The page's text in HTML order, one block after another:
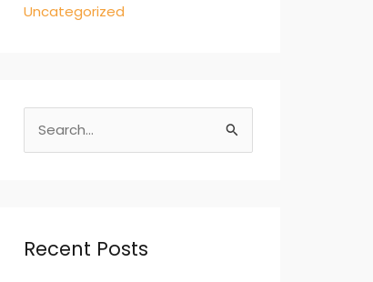
Uncategorized
e
c
Recent Posts